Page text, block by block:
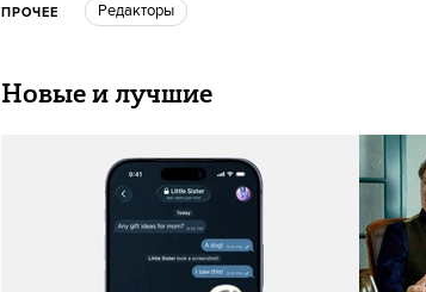
ПРОЧЕЕ редакторы
Новые и лучшие